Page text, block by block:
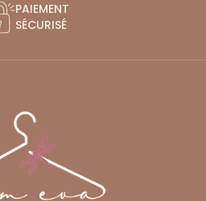
PAIEMENT
SÉCURISÉ